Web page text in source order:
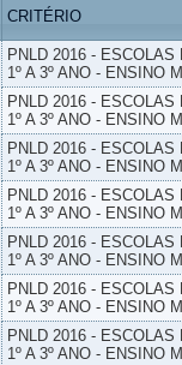
CRITÉRIO
PNLD 2016 -
1º A 3º ANO - ENSINO
PNLD 2016 -
1º A 3º ANO - ENSINO
PNLD 2016 -
1º A 3º ANO - ENSINO
PNLD 2016 -
1º A 3º ANO - ENSINO
PNLD 2016 -
1º A 3º ANO - ENSINO
PNLD 2016 -
1º A 3º ANO - ENSINO
PNLD 2016 -
1º A 3º ANO - ENSINO